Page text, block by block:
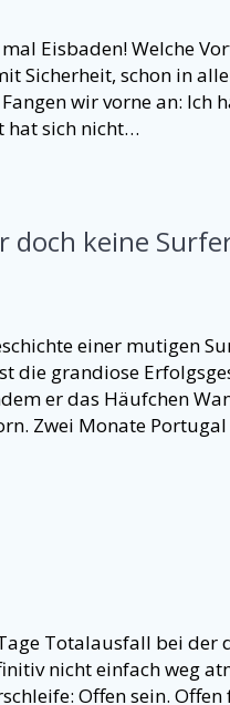
Eisbaden! Welche
Sicherheit, schon in
wir vorne an: Ich
hat sich nicht…
doch keine
einer mutigen
die grandiose
er das Häufchen
Zwei Monate
Totalausfall bei der
nicht einfach weg
Offen sein. Offen